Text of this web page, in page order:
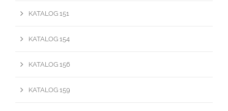
KATALOG 151
KATALOG 154
KATALOG 156
KATALOG 159